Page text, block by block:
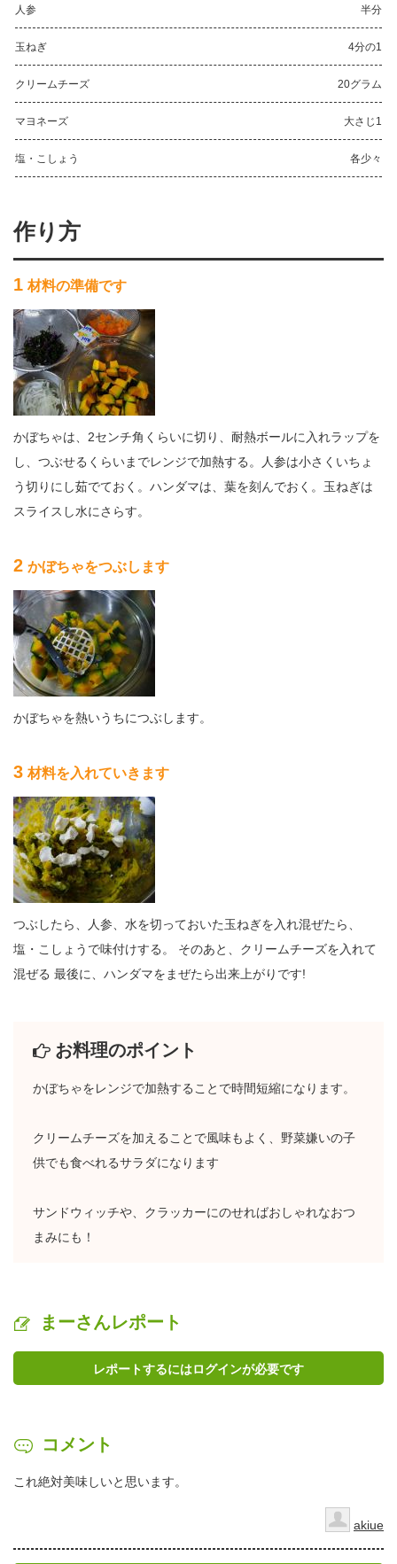
人参 半分
玉ねぎ 4分の1
クリームチーズ 20グラム
マヨネーズ 大さじ1
塩・こしょう 各少々
作り方
1 材料の準備です
かぼちゃは、2センチ角くらいに切り、耐熱ボールに入れラップを
し、つぶせるくらいまでレンジで加熱する。人参は小さくいちょ
う切りにし茹でておく。ハンダマは、葉を刻んでおく。玉ねぎは
スライスし水にさらす。
2 かぼちゃをつぶします
かぼちゃを熱いうちにつぶします。
3 材料を入れていきます
つぶしたら、人参、水を切っておいた玉ねぎを入れ混ぜたら、
塩・こしょうで味付けする。 そのあと、クリームチーズを入れて
混ぜる 最後に、ハンダマをまぜたら出来上がりです!
お料理のポイント
かぼちゃをレンジで加熱することで時間短縮になります。
クリームチーズを加えることで風味もよく、野菜嫌いの子
供でも食べれるサラダになります
サンドウィッチや、クラッカーにのせればおしゃれなおつ
まみにも！
まーさんレポート
レポートするにはログインが必要です
コメント
これ絶対美味しいと思います。
akiue